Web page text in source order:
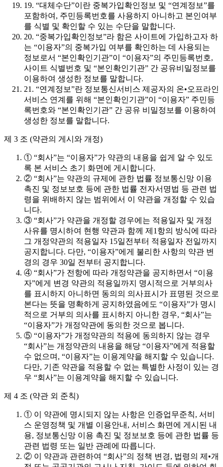
19. “대체수단”이란 중복가입확인정보 및 “연계정보”를
포함하여, 주민등록번호를 사용하지 아니하고 본인여부
를 식별 및 확인할 수 있는 수단을 말합니다.
20. “중복가입확인정보”라 함은 사이트에 가입하고자 하
는 “이용자”의 중복가입 여부를 확인하는 데 사용되는
정보로서 “본인확인기관”이 “이용자”의 주민등록번호,
사이트 식별번호 및 “본인확인기관” 간 공유비밀정보를
이용하여 생성한 정보를 말합니다.
21. “연계정보”란 정보통신서비스 제공자의 온•오프라인
서비스 연계를 위해 “본인확인기관”이 “이용자” 주민등
록번호와 “본인확인기관” 간 공유 비밀정보를 이용하여
생성한 정보를 말합니다.
제 3 조 (약관의 게시와 개정)
① “회사”는 “이용자”가 약관의 내용을 쉽게 알 수 있도
록 본 서비스 초기 화면에 게시합니다.
② “회사”는 약관의 규제에 관한 법률 정보통신망 이용
촉진 및 정보보호 등에 관한 법률 전자서명법 등 관련 법
령을 위배하지 않는 범위에서 이 약관을 개정할 수 있습
니다.
③ “회사”가 약관을 개정할 경우에는 적용일자 및 개정
사유를 명시하여 현행 약관과 함께 제1항의 방식에 따라
그 개정약관의 적용일자 15일전부터 적용일자 전일까지
공지합니다. 다만, “이용자”에게 불리한 사항의 약관 변
경의 경우 30일 전부터 공지합니다.
④ “회사”가 전항에 따라 개정약관을 공지하면서 “이용
자”에게 변경 약관의 적용일까지 명시적으로 거부의사
를 표시하지 아니하면 동의의 의사표시가 표명된 것으로
본다는 뜻을 명확하게 공지하였음에도 “이용자”가 명시
적으로 거부의 의사를 표시하지 아니한 경우, “회사”는
“이용자”가 개정약관에 동의한 것으로 봅니다.
⑤ “이용자”가 개정약관의 적용에 동의하지 않는 경우
“회사”는 개정약관의 내용을 해당 “이용자”에게 적용할
수 없으며, “이용자”는 이용계약을 해지할 수 있습니다.
다만, 기존 약관을 적용할 수 없는 특별한 사정이 있는 경
우 “회사”는 이용계약을 해지할 수 있습니다.
제 4 조 (약관 외 준칙)
① 이 약관에 명시되지 않는 사항은 인증업무준칙, 서비
스 운영정책 및 개별 이용안내, 서비스 화면에 게시된 내
용, 정보통신망 이용 촉진 및 정보보호 등에 관한 법률 등
관련 법령 또는 일반 관례에 따릅니다.
② 이 약관과 관련하여 “회사”의 정책 변경, 법령의 제•개